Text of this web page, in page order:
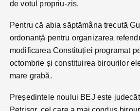
de votul propriu-zis.
Pentru că abia săptămâna trecută
ordonanță pentru organizarea
modificarea Constituției programat
octombrie și constituirea birourilor
mare grabă.
Președintele noului BEJ este